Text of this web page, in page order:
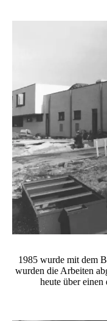
1985 wurde mit dem
wurden die Arbeiten
heute über einen